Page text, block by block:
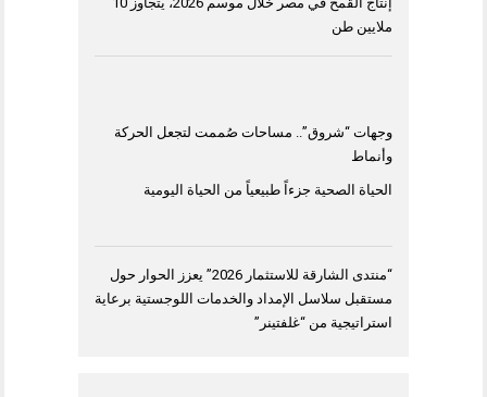
ملايين طن
وجهات “شروق”.. مساحات صُممت لتجعل الحركة
وأنماط
الحياة الصحية جزءاً طبيعياً من الحياة اليومية
“منتدى الشارقة للاستثمار 2026” يعزز الحوار حول
مستقبل سلاسل الإمداد والخدمات اللوجستية برعاية
استراتيجية من “غلفتينر”